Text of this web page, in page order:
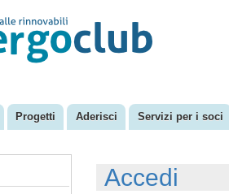
Progetti Aderisci Servizi per i soci
Accedi